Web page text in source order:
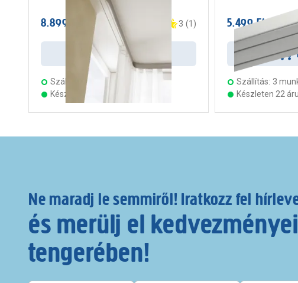
8.899 Ft / darab 3 (1 )
Kosárba
Szállítás:
4 munkanap
Készleten 23 áruházban
5.499 Ft / darab
Szállítás: 3
Készleten 22
Ne maradj le semmiről! Iratkozz fel
és merülj el
tengerében!